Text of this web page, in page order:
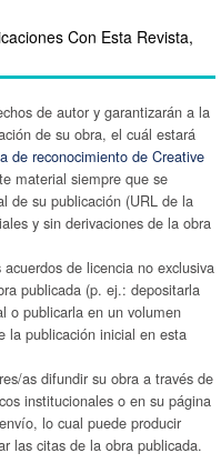
Con Esta Revista,
de autor y garantizarán a la
de su obra, el cuál estará
de reconocimiento de Creative
material siempre que se
de su publicación (URL de la
y sin derivaciones de la obra
de licencia no exclusiva
publicada (p. ej.: depositarla
o publicarla en un volumen
la publicación inicial en esta
as difundir su obra a través de
institucionales o en su página
lo cual puede producir
las citas de la obra publicada.